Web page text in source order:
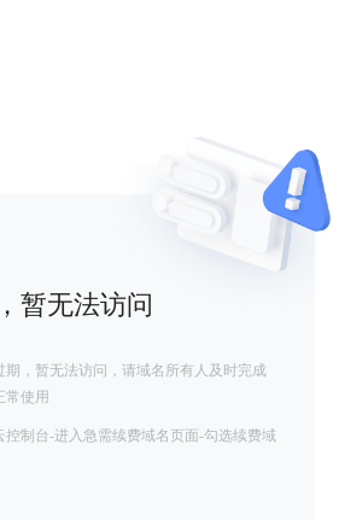
暂无法访问
，暂无法访问，请域名所有人及时完成
常使用
制台-进入急需续费域名页面-勾选续费域